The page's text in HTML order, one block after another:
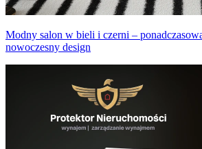
Modny salon w bieli i czerni –
nowoczesny design